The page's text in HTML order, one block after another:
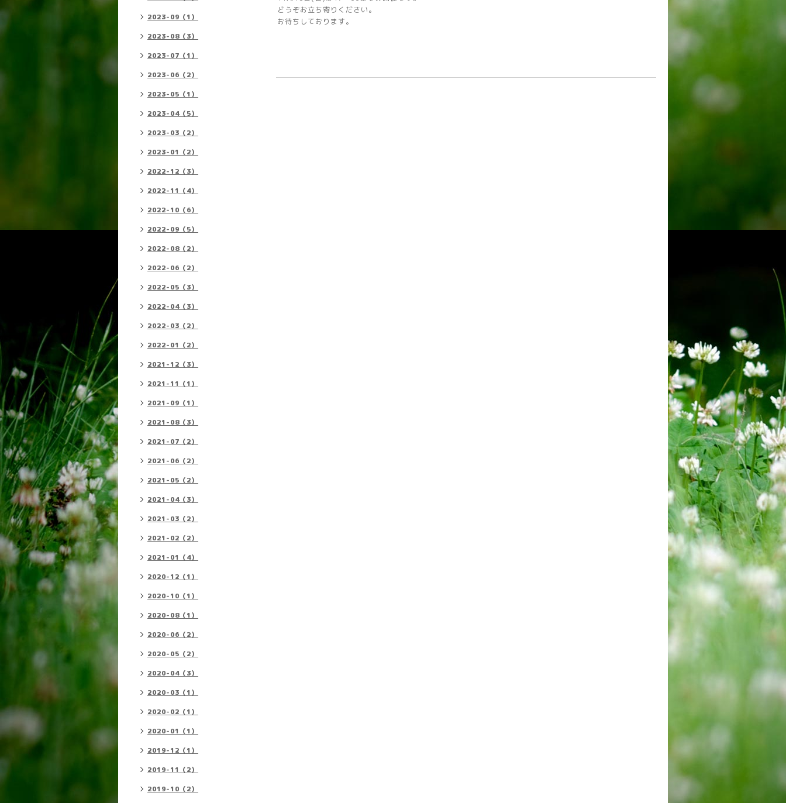
どうぞお立ち寄りください。
お待ちしております。
2023-09（1）
2023-08（3）
2023-07（1）
2023-06（2）
2023-05（1）
2023-04（5）
2023-03（2）
2023-01（2）
2022-12（3）
2022-11（4）
2022-10（6）
2022-09（5）
2022-08（2）
2022-06（2）
2022-05（3）
2022-04（3）
2022-03（2）
2022-01（2）
2021-12（3）
2021-11（1）
2021-09（1）
2021-08（3）
2021-07（2）
2021-06（2）
2021-05（2）
2021-04（3）
2021-03（2）
2021-02（2）
2021-01（4）
2020-12（1）
2020-10（1）
2020-08（1）
2020-06（2）
2020-05（2）
2020-04（3）
2020-03（1）
2020-02（1）
2020-01（1）
2019-12（1）
2019-11（2）
2019-10（2）